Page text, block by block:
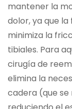
mantener la
dolor, ya que
minimiza la
tibiales. Para
cirugía de
elimina la
cadera (que